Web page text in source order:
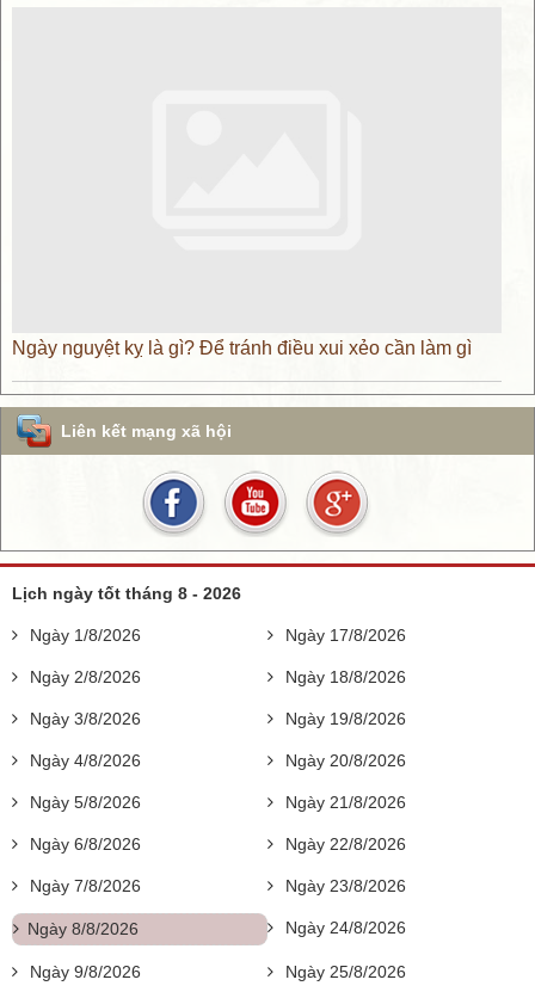
Ngày nguyệt kỵ là gì? Để tránh điều xui xẻo cần làm gì
Liên kết mạng xã hội
Lịch ngày tốt tháng 8 - 2026
Ngày 1/8/2026
Ngày 2/8/2026
Ngày 3/8/2026
Ngày 4/8/2026
Ngày 5/8/2026
Ngày 6/8/2026
Ngày 7/8/2026
Ngày 8/8/2026
Ngày 9/8/2026
Ngày 17/8/2026
Ngày 18/8/2026
Ngày 19/8/2026
Ngày 20/8/2026
Ngày 21/8/2026
Ngày 22/8/2026
Ngày 23/8/2026
Ngày 24/8/2026
Ngày 25/8/2026